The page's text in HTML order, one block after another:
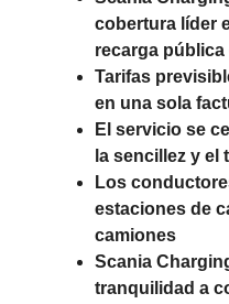
cobertura líder
recarga
Tarifas
en una sola
El servicio se
la sencillez y el
Los
estaciones de
camiones
Scania
tranquilidad a